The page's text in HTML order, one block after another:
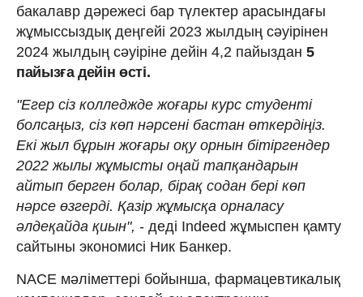
бакалавр дәрежесі бар түлектер арасындағы
жұмыссыздық деңгейі 2023 жылдың сәуірінен
2024 жылдың сәуіріне дейін 4,2 пайыздан 5
пайызға дейін өсті.
"Егер сіз колледжде жоғары курс студенті
болсаңыз, сіз көп нәрсені бастан өткердіңіз.
Екі жыл бұрын жоғары оқу орнын бітіргендер
2022 жылы жұмысты оңай тапқандарын
айтып берген болар, бірақ содан бері көп
нәрсе өзгерді. Қазір жұмысқа орналасу
әлдеқайда қиын", - деді Indeed жұмыспен қамту
сайтыны экономисі Ник Банкер.
NACE мәліметтері бойынша, фармацевтикалық